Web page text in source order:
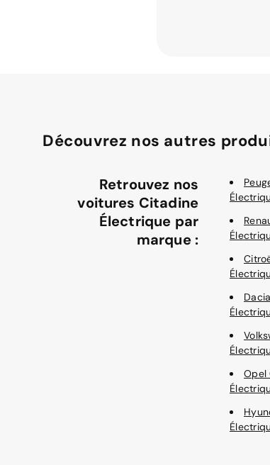
Découvrez nos autres
Retrouvez nos
voitures Citadine
Électrique par
marque :
Opel